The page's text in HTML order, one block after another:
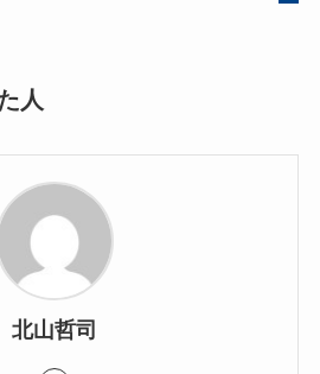
人
北山哲司